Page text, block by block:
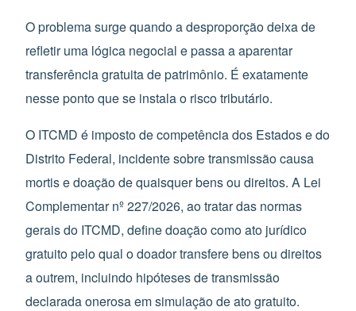
O problema surge quando a desproporção deixa de
refletir uma lógica negocial e passa a aparentar
transferência gratuita de patrimônio. É exatamente
nesse ponto que se instala o risco tributário.
O ITCMD é imposto de competência dos Estados e do
Distrito Federal, incidente sobre transmissão causa
mortis e doação de quaisquer bens ou direitos. A Lei
Complementar nº 227/2026, ao tratar das normas
gerais do ITCMD, define doação como ato jurídico
gratuito pelo qual o doador transfere bens ou direitos
a outrem, incluindo hipóteses de transmissão
declarada onerosa em simulação de ato gratuito.